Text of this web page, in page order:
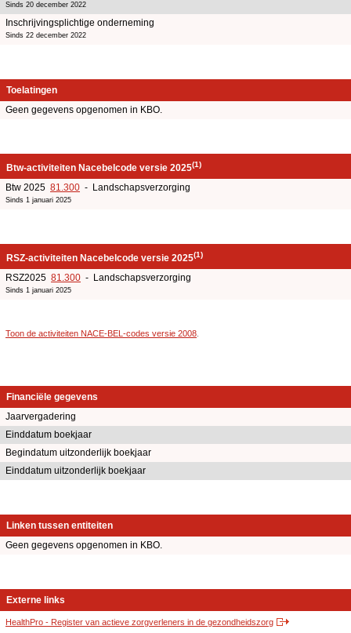
Sinds 20 december 2022
Inschrijvingsplichtige onderneming
Sinds 22 december 2022
Toelatingen
Geen gegevens opgenomen in KBO.
Btw-activiteiten Nacebelcode versie 2025(1)
Btw 2025 81.300 - Landschapsverzorging
Sinds 1 januari 2025
RSZ-activiteiten Nacebelcode versie 2025(1)
RSZ2025 81.300 - Landschapsverzorging
Sinds 1 januari 2025
Toon de activiteiten NACE-BEL-codes versie 2008
Financiële gegevens
Jaarvergadering
Einddatum boekjaar
Begindatum uitzonderlijk boekjaar
Einddatum uitzonderlijk boekjaar
Linken tussen entiteiten
Geen gegevens opgenomen in KBO.
Externe links
HealthPro - Register van actieve zorgverleners in de gezondheidszorg